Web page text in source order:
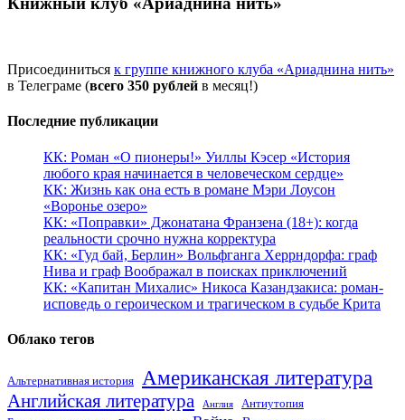
Присоединиться к группе книжного клуба «Ариаднина нить»
в Телеграме (всего 350 рублей в месяц!)
Последние публикации
КК: Роман «О пионеры!» Уиллы Кэсер «История
любого края начинается в человеческом сердце»
КК: Жизнь как она есть в романе Мэри Лоусон
«Воронье озеро»
КК: «Поправки» Джонатана Франзена (18+): когда
реальности срочно нужна корректура
КК: «Гуд бай, Берлин» Вольфганга Херрндорфа: граф
Нива и граф Воображал в поисках приключений
КК: «Капитан Михалис» Никоса Казандзакиса: роман-
исповедь о героическом и трагическом в судьбе Крита
Облако тегов
Альтернативная история Американская литература
Английская литература Англия
Антиутопия